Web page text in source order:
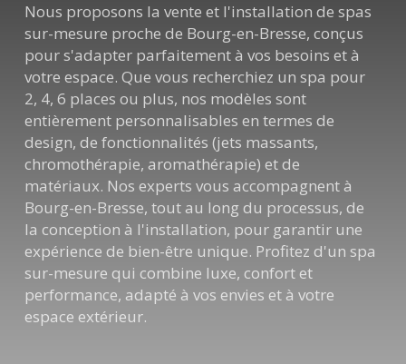
Nous proposons la vente et l'installation de spas
sur-mesure proche de Bourg-en-Bresse, conçus
pour s'adapter parfaitement à vos besoins et à
votre espace. Que vous recherchiez un spa pour
2, 4, 6 places ou plus, nos modèles sont
entièrement personnalisables en termes de
design, de fonctionnalités (jets massants,
chromothérapie, aromathérapie) et de
matériaux. Nos experts vous accompagnent à
Bourg-en-Bresse, tout au long du processus, de
la conception à l'installation, pour garantir une
expérience de bien-être unique. Profitez d'un spa
sur-mesure qui combine luxe, confort et
performance, adapté à vos envies et à votre
espace extérieur.